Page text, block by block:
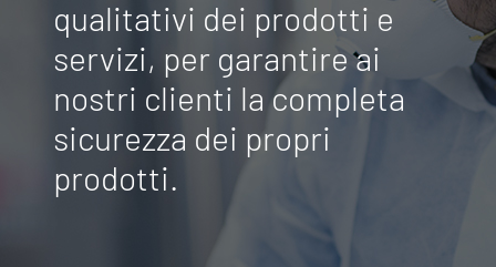
qualitativi dei prodotti e
servizi, per garantire ai
nostri clienti la completa
sicurezza dei propri
prodotti.